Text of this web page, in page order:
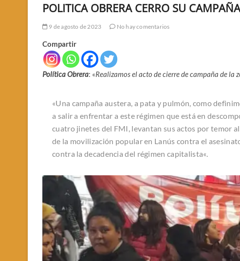
POLITICA OBRERA CERRO SU CAMPAÑA
9 de agosto de 2023 No hay comentarios
Compartir
Política Obrera: «Realizamos el acto de cierre de campaña de la
«Una campaña austera, a pata y pulmón, como
a salir a enfrentar a este régimen que está en
cuatro jinetes del FMI, levantan sus actos por temor
de la movilización popular en Lanús contra el
contra la decadencia del régimen capitalista«.